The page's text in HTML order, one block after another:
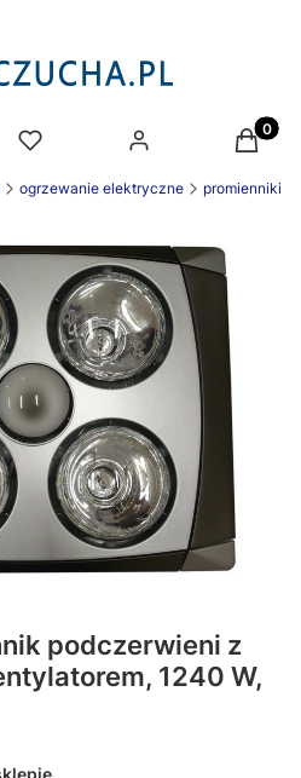
ogrzewanie elektryczne promienniki
podczerwieni z
1240 W,